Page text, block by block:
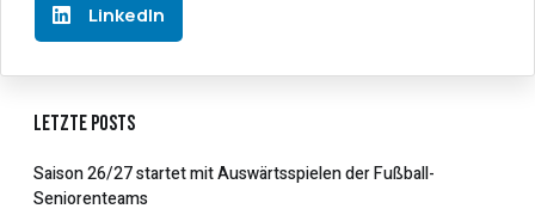
LinkedIn
Letzte Posts
Saison 26/27 startet mit Auswärtsspielen der Fußball-
Seniorenteams